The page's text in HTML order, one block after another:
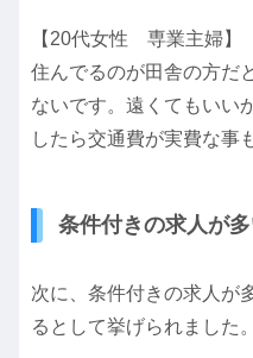
【20代女性 専業主婦】
住んでるのが田舎の方だ
ないです。遠くてもいい
したら交通費が実費な事
条件付きの求人が
次に、条件付きの求人が
るとして挙げられました。